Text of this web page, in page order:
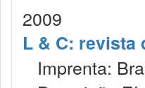
2009
L & C: revista
Imprenta: